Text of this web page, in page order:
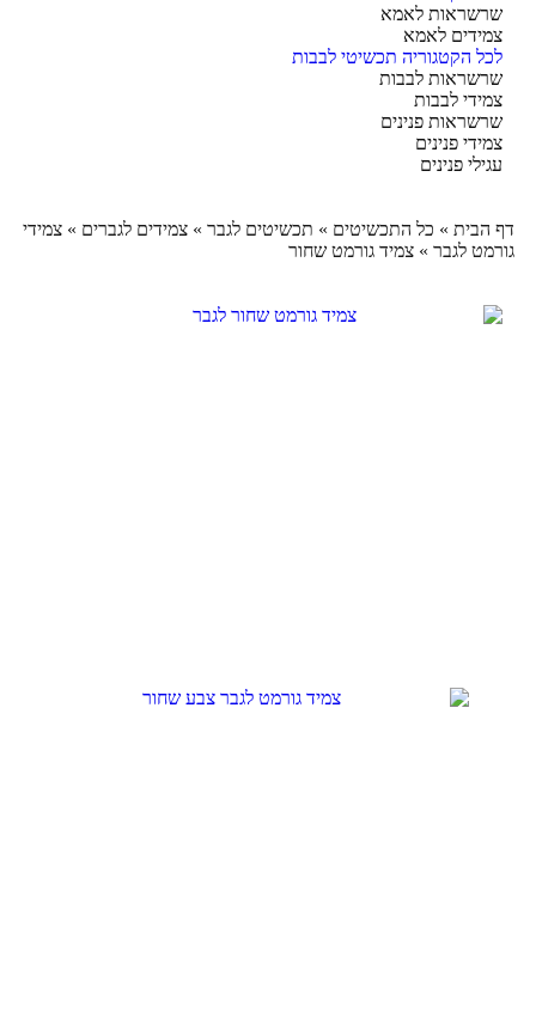
לאמא
לאמא
הקטגוריה תכשיטי לבבות
לבבות
לבבות
פנינים
פנינים
פנינים
»כל התכשיטים»תכשיטים לגבר»צמידים לגברים»צמידי
לגבר»צמיד גורמט שחור